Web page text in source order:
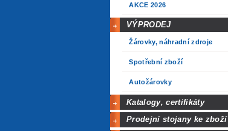
AKCE 2026
VÝPRODEJ
Žárovky, náhradní zdroje
Spotřební zboží
Autožárovky
Katalogy, certifikáty
Prodejní stojany ke zboží